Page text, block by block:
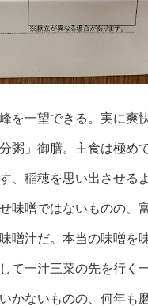
一望できる。実に爽
粥」御膳。主食は極め
、稲穂を思い出させる
味噌ではないものの、
噌汁だ。本当の味噌を
て一汁三菜の先を行く
かないものの、何年も